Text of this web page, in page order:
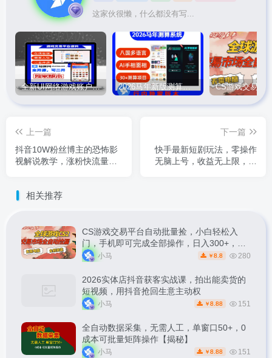
这家伙很懒，什么都没有写...
全新UI网络游戏账户交易平台系统 全开源版本 2026马年新版测算系统源码
上一篇
抖音10W粉丝博主的恐怖影
视解说教学，涨粉快流量
下一篇
快手最新短剧玩法，零操作
无脑上号，收益无上限，新
相关推荐
CS游戏交易平台自动批量捡，小白轻松入
门，手机即可完成全部操作，日入300+，轻
松副业【揭秘】
小马 ￥ 8.8 280
2026实体店抖音获客实战课，拍出能卖货的
短视频，用抖音抢回生意主动权
小马 ￥ 8.88 151
全自动数据采集，无需人工，单窗口50+，0
成本可批量矩阵操作【揭秘】
小马 ￥ 8.88 151